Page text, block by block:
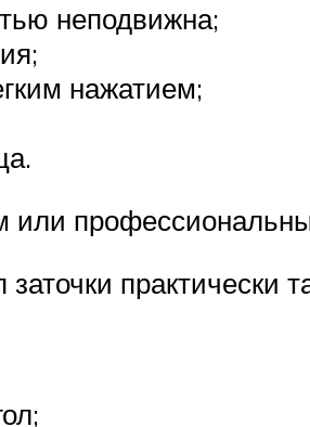
неподвижна;
нажатием;
или
практически